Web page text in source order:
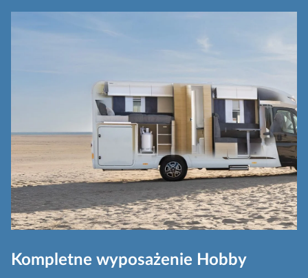
Kompletne wyposażenie Hobby